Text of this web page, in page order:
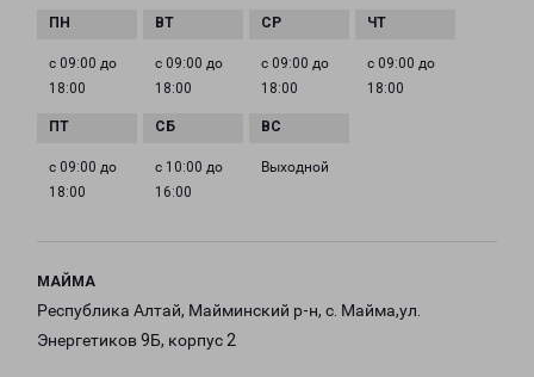
с 09:00 до
18:00
с 09:00 до
18:00
с 09:00 до
18:00
с 09:00 до
18:00
с 09:00 до
18:00
с 10:00 до
16:00
Выходной
МАЙМА
Республика Алтай, Майминский р-н, с. Майма,ул.
Энергетиков 9Б, корпус 2